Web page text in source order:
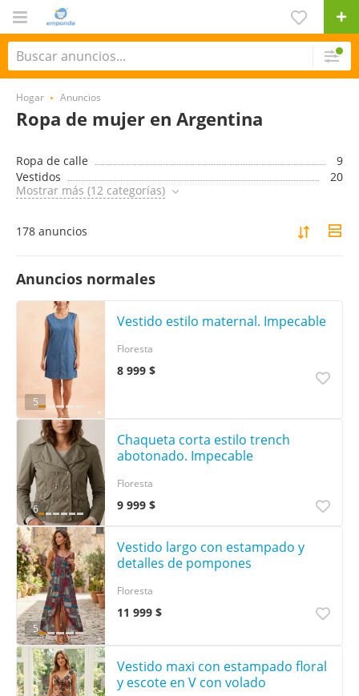
Hogar Anuncios
Ropa de mujer en Argentina
Ropa de calle
9
Vestidos
20
Mostrar más (12 categorías)
178 anuncios
Anuncios normales
5
Vestido estilo maternal. Impecable
8 999 $
Floresta
6
Chaqueta corta estilo trench
abotonado. Impecable
9 999 $
Floresta
5
Vestido largo con estampado y
detalles de pompones
11 999 $
Floresta
Vestido maxi con estampado floral
y escote en V con volado